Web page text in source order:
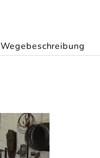
Wegebeschreibung